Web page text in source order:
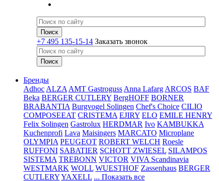
+7 495 135-15-14 Заказать звонок
Бренды
Adhoc ALZA AMT Gastroguss Anna Lafarg ARCOS BAF
Beka BERGER CUTLERY BergHOFF BORNER
BRABANTIA Burgvogel Solingen Chef's Choice CILIO
COMPOSEEAT CRISTEMA EJIRY ELO EMILE HENRY
Felix Solingen Gastrolux HERDMAR Ivo KAMBUKKA
Kuchenprofi Lava Maisingers MARCATO Microplane
OLYMPIA PEUGEOT ROBERT WELCH Roesle
RUFFONI SABATIER SCHOTT ZWIESEL SILAMPOS
SISTEMA TREBONN VICTOR VIVA Scandinavia
WESTMARK WOLL WUESTHOF Zassenhaus BERGER
CUTLERYYAXELL ... Показать все